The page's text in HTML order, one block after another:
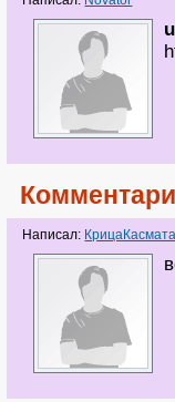
Написал: